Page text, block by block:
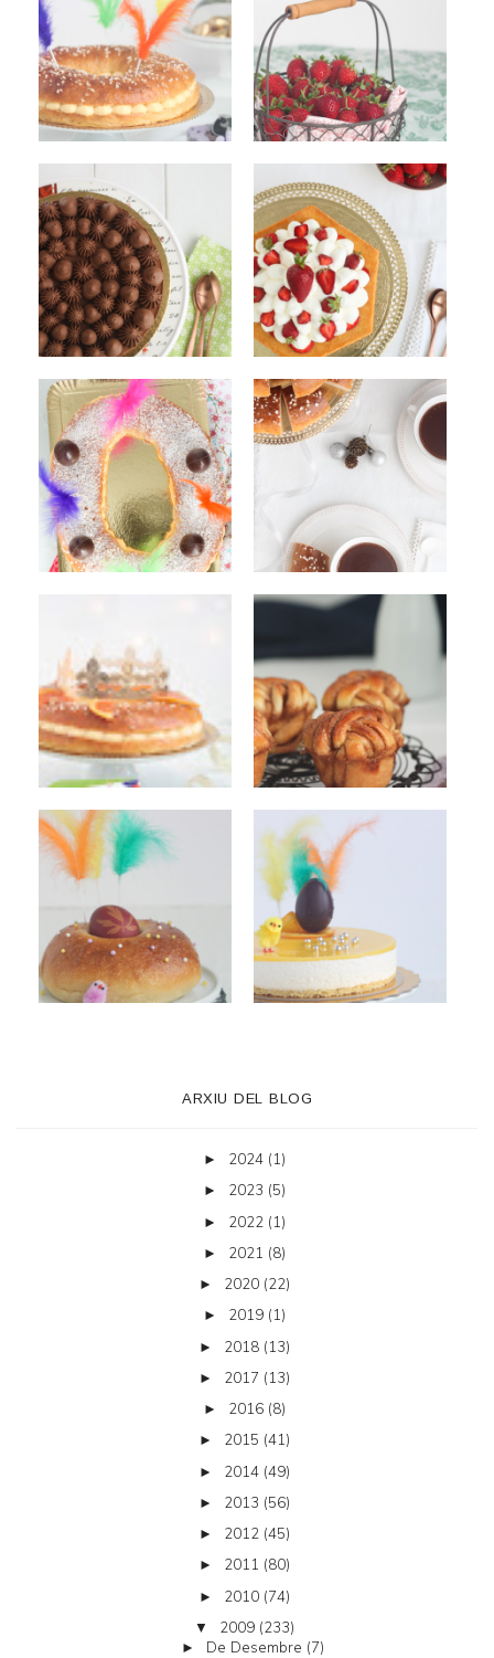
ARXIU DEL BLOG
► 2024 (1)
► 2023 (5)
► 2022 (1)
► 2021 (8)
► 2020 (22)
► 2019 (1)
► 2018 (13)
► 2017 (13)
► 2016 (8)
► 2015 (41)
► 2014 (49)
► 2013 (56)
► 2012 (45)
► 2011 (80)
► 2010 (74)
▼ 2009 (233)
► De Desembre (7)